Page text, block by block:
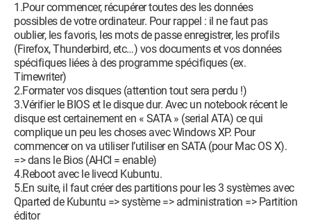
1.Pour commencer, récupérer toutes des les données
possibles de votre ordinateur. Pour rappel : il ne faut pas
oublier, les favoris, les mots de passe enregistrer, les profils
(Firefox, Thunderbird, etc…) vos documents et vos données
spécifiques liées à des programme spécifiques (ex.
Timewriter)
2.Formater vos disques (attention tout sera perdu !)
3.Vérifier le BIOS et le disque dur. Avec un notebook récent le
disque est certainement en « SATA » (serial ATA) ce qui
complique un peu les choses avec Windows XP. Pour
commencer on va utiliser l’utiliser en SATA (pour Mac OS X).
=> dans le Bios (AHCI = enable)
4.Reboot avec le livecd Kubuntu.
5.En suite, il faut créer des partitions pour les 3 systèmes avec
Qparted de Kubuntu => système => administration => Partition
éditor